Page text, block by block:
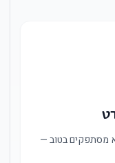
מסתפקים בטוב —